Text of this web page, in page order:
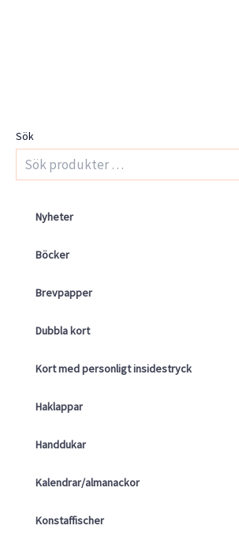
Sök
Nyheter
Böcker
Brevpapper
Dubbla kort
Kort med personligt insidestryck
Haklappar
Handdukar
Kalendrar/almanackor
Konstaffischer
på